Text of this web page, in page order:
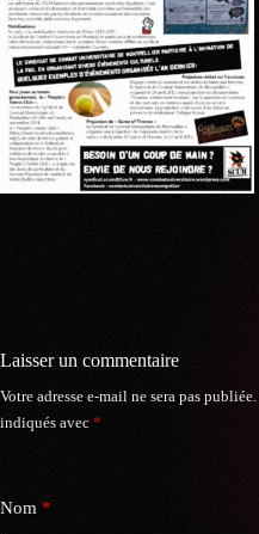
Laisser un commentaire
Votre adresse e-mail ne sera pas publiée.
indiqués avec *
Nom *